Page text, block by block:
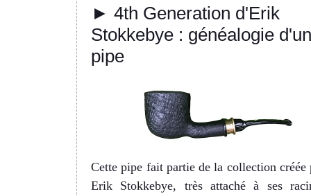
► 4th Generation d'Erik
Stokkebye : généalogie
pipe
Cette pipe fait partie de la collection créée
Erik Stokkebye, très attaché à ses